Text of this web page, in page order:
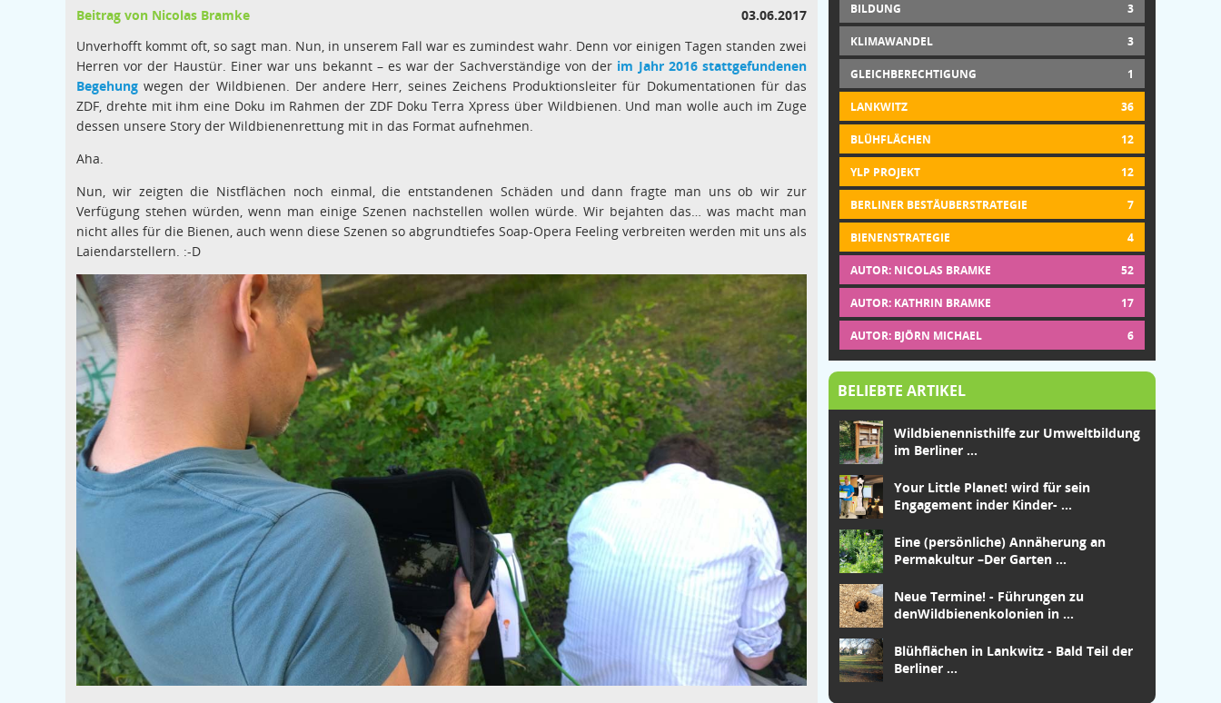
Beitrag von Nicolas Bramke
03.06.2017
Unverhofft kommt oft, so sagt man. Nun, in unserem Fall war es zumindest wahr. Denn vor einigen Tagen standen zwei
Herren vor der Haustür. Einer war uns bekannt – es war der Sachverständige von der im Jahr 2016 stattgefundenen
Begehung wegen der Wildbienen. Der andere Herr, seines Zeichens Produktionsleiter für Dokumentationen für das
ZDF, drehte mit ihm eine Doku im Rahmen der ZDF Doku Terra Xpress über Wildbienen. Und man wolle auch im Zuge
dessen unsere Story der Wildbienenrettung mit in das Format aufnehmen.
Aha.
Nun, wir zeigten die Nistflächen noch einmal, die entstandenen Schäden und dann fragte man uns ob wir zur
Verfügung stehen würden, wenn man einige Szenen nachstellen wollen würde. Wir bejahten das… was macht man
nicht alles für die Bienen, auch wenn diese Szenen so abgrundtiefes Soap-Opera Feeling verbreiten werden mit uns als
Laiendarstellern. :-D
BILDUNG 3
KLIMAWANDEL 3
GLEICHBERECHTIGUNG 1
LANKWITZ 36
BLÜHFLÄCHEN 12
YLP PROJEKT 12
BERLINER BESTÄUBERSTRATEGIE 7
BIENENSTRATEGIE 4
AUTOR: NICOLAS BRAMKE 52
AUTOR: KATHRIN BRAMKE 17
AUTOR: BJÖRN MICHAEL 6
BELIEBTE ARTIKEL
Wildbienennisthilfe zur Umweltbildung
im Berliner ...
Your Little Planet! wird für sein
Engagement inder Kinder- ...
Eine (persönliche) Annäherung an
Permakultur –Der Garten ...
Neue Termine! - Führungen zu
denWildbienenkolonien in ...
Blühflächen in Lankwitz - Bald Teil der
Berliner ...